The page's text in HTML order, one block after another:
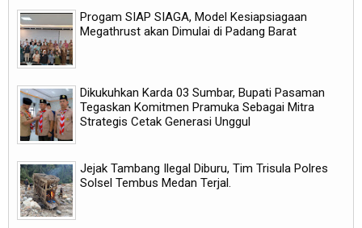
Progam SIAP SIAGA, Model Kesiapsiagaan
Megathrust akan Dimulai di Padang Barat
Dikukuhkan Karda 03 Sumbar, Bupati Pasaman
Tegaskan Komitmen Pramuka Sebagai Mitra
Strategis Cetak Generasi Unggul
Jejak Tambang Ilegal Diburu, Tim Trisula Polres
Solsel Tembus Medan Terjal.